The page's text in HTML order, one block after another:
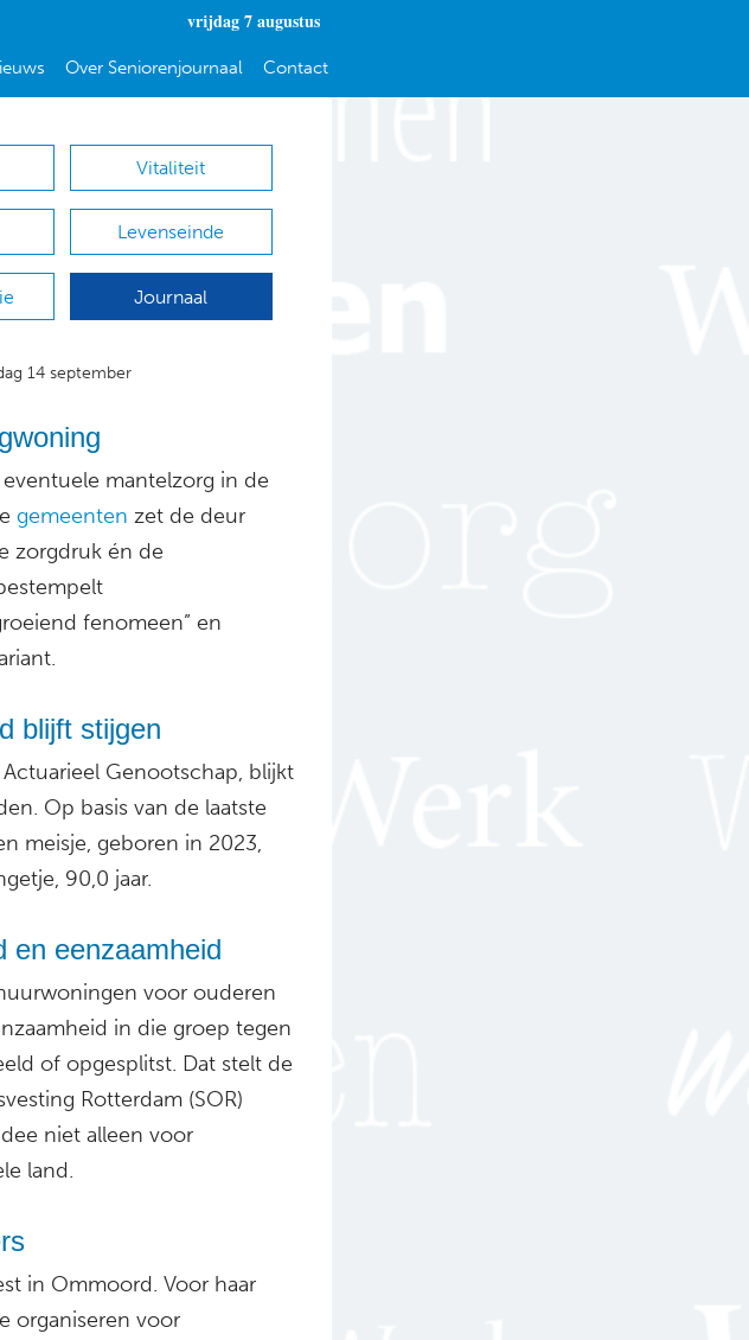
vrijdag 7 augustus
Over Seniorenjournaal Contact
Vitaliteit
Levenseinde
Journaal
14 september
mantelzorg in de
gemeenten zet de deur
zorgdruk én de
fenomeen” en
blijft stijgen
Genootschap, blijkt
Op basis van de laatste
meisje, geboren in 2023,
90,0 jaar.
en eenzaamheid
voor ouderen
in die groep tegen
of opgesplitst. Dat stelt de
Rotterdam (SOR)
niet alleen voor
land.
in Ommoord. Voor haar
organiseren voor